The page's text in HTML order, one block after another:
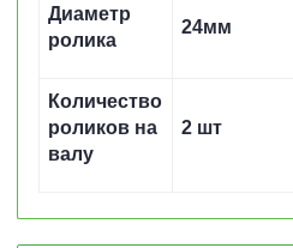
Диаметр
ролика
24мм
Количество
роликов на
валу
2 шт